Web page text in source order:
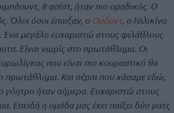
8 ασίστ, ήταν πιο ομαδικός. Ο
Όλοι όσοι έπαιξαν, ο Ουόρντ, ο Νιλικίνα
Ένα μεγάλο ευχαριστώ στους φιλάθλους
Είναι νωρίς στο πρωτάθλημα. Οι
που είναι πιο κουραστικό θα
πρωτάθλημα. Και πέρσι που χάσαμε εδώ,
ήταν σήμερα. Ευχαριστώ στους
Επειδή η ομάδα μας έχει παίξει δύο ματς